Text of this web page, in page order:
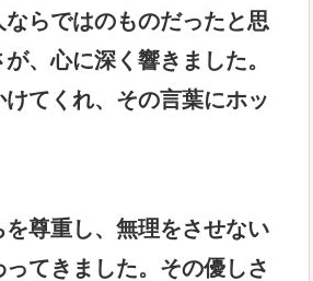
らではのものだったと思
、心に深く響きました。
てくれ、その言葉にホッ
尊重し、無理をさせない
てきました。その優しさ